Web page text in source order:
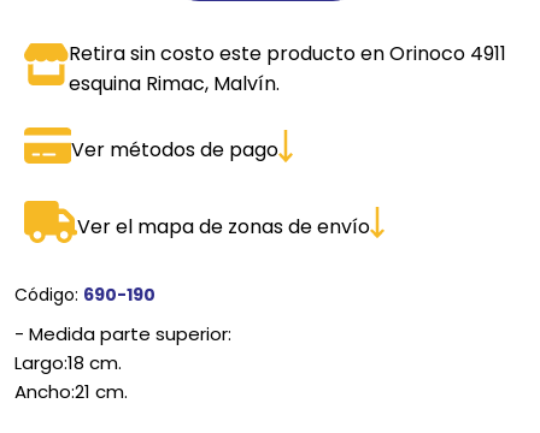
Retira sin costo este producto en Orinoco 4911
esquina Rimac, Malvín.
Ver métodos de pago
Ver el mapa de zonas de envío
Código: 690-190
- Medida parte superior:
Largo:18 cm.
Ancho:21 cm.